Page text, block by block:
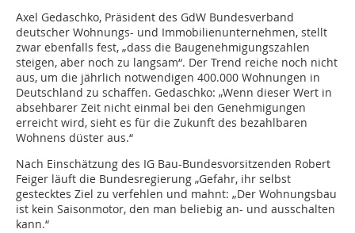
Axel Gedaschko, Präsident des GdW Bundesverband
deutscher Wohnungs- und Immobilienunternehmen, stellt
zwar ebenfalls fest, „dass die Baugenehmigungszahlen
steigen, aber noch zu langsam“. Der Trend reiche noch nicht
aus, um die jährlich notwendigen 400.000 Wohnungen in
Deutschland zu schaffen. Gedaschko: „Wenn dieser Wert in
absehbarer Zeit nicht einmal bei den Genehmigungen
erreicht wird, sieht es für die Zukunft des bezahlbaren
Wohnens düster aus.“
Nach Einschätzung des IG Bau-Bundesvorsitzenden Robert
Feiger läuft die Bundesregierung „Gefahr, ihr selbst
gestecktes Ziel zu verfehlen und mahnt: „Der Wohnungsbau
ist kein Saisonmotor, den man beliebig an- und ausschalten
kann.“